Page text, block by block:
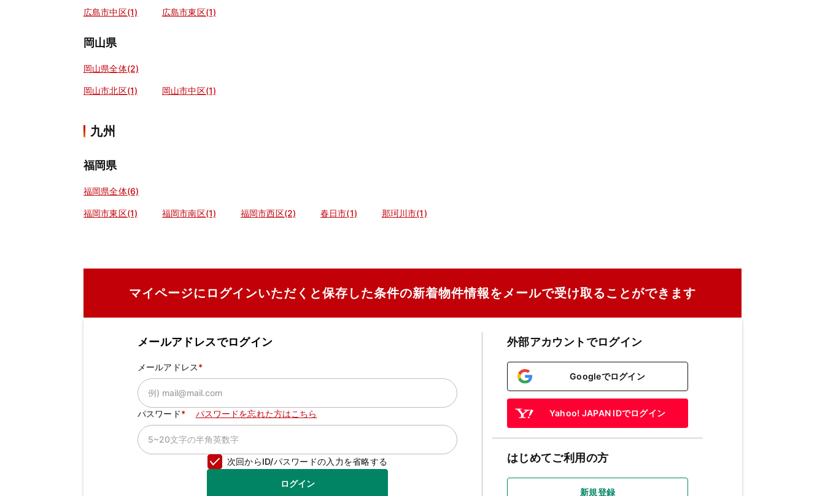
広島市中区(1) 広島市東区(1)
岡山県
岡山県全体(2)
岡山市北区(1) 岡山市中区(1)
九州
福岡県
福岡県全体(6)
福岡市東区(1) 福岡市南区(1) 福岡市西区(2) 春日市(1) 那珂川市(1)
マイページにログインいただくと保存した条件の新着物件情報をメールで受け取ることができます
メールアドレスでログイン
メールアドレス
パスワード パスワードを忘れた方はこちら
次回からID/パスワードの入力を省略する
ログイン
外部アカウントでログイン
Googleでログイン
Yahoo! JAPAN IDでログイン
はじめてご利用の方
新規登録